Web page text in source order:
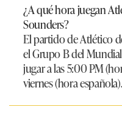
¿A qué hora juegan
Sounders?
El partido de Atlético
el Grupo B del
jugar a las 5:00 PM
viernes (hora española).